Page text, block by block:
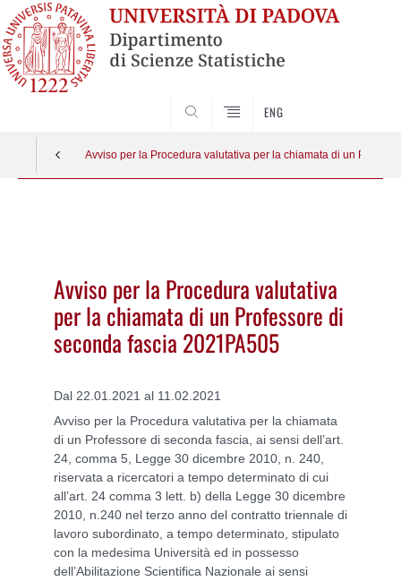
ENG
Avviso per la Procedura valutativa per la chiamata di un
Avviso per la Procedura valutativa
per la chiamata di un Professore di
seconda fascia 2021PA505
Dal 22.01.2021 al 11.02.2021
Avviso per la Procedura valutativa per la chiamata
di un Professore di seconda fascia, ai sensi dell’art.
24, comma 5, Legge 30 dicembre 2010, n. 240,
riservata a ricercatori a tempo determinato di cui
all’art. 24 comma 3 lett. b) della Legge 30 dicembre
2010, n.240 nel terzo anno del contratto triennale di
lavoro subordinato, a tempo determinato, stipulato
con la medesima Università ed in possesso
dell’Abilitazione Scientifica Nazionale ai sensi